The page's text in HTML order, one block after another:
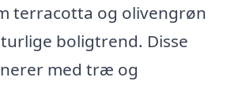
terracotta og olivengrøn
boligtrend. Disse
med træ og